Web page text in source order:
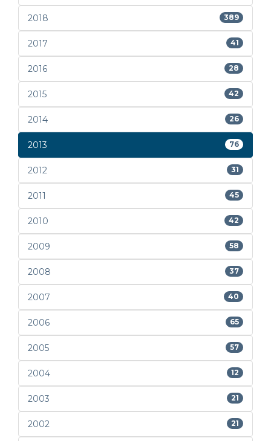
2018 389
2017 41
2016 28
2015 42
2014 26
2013 76
2012 31
2011 45
2010 42
2009 58
2008 37
2007 40
2006 65
2005 57
2004 12
2003 21
2002 21